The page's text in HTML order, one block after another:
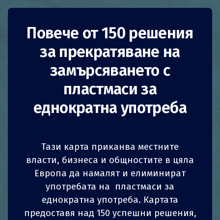
ECOBOX –
контейнери за
храна
Люксембург
Бизнес
ECOBOXпредлага многофункционални
контейнери и система за връщане на
депозити, при което контейнерите могат да
се използват или за храна за вкъщи, или за
1 СПОДЕЛИ z СПОДЕЛИ
СПОДЕЛИ СПОДЕЛИ
Повече от 150 решения
за прекратяване на
замърсяването с
пластмаси за
еднократна употреба
Тази карта приканва местните
власти, бизнеса и общностите в цяла
Европа да намалят и елиминират
употребата на пластмаси за
еднократна употреба. Картата
предоставя над 150 успешни решения,
1 СПОДЕЛИ z СПОДЕЛИ
СПОДЕЛИ СПОДЕЛИ